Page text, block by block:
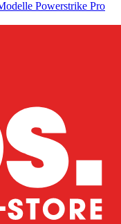
Powerstrike Pro